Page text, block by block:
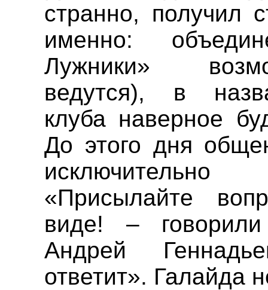
странно, получил
именно:
Лужники»
ведутся), в
клуба наверное
До этого дня
«Присылайте
виде! –
Андрей
ответит». Галайда